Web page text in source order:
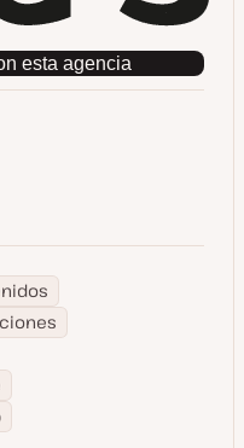
esta agencia